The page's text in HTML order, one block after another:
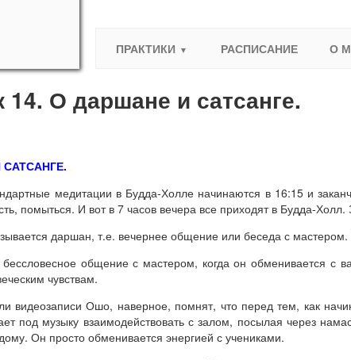
ПРАКТИКИ
РАСПИСАНИЕ О
О даршане и сатсанге.
медитации в Будда-Холле начинаются в 16:15 и
помыться. И вот в 7 часов вечера все приходят в Будда-
даршан, т.е. вечернее общение или беседа с мастером.
общение с мастером, когда он обменивается с
чувствам.
видеозаписи Ошо, наверное, помнят, что перед тем, как
под музыку взаимодействовать с залом, посылая через
Он просто обменивается энергией с учениками.